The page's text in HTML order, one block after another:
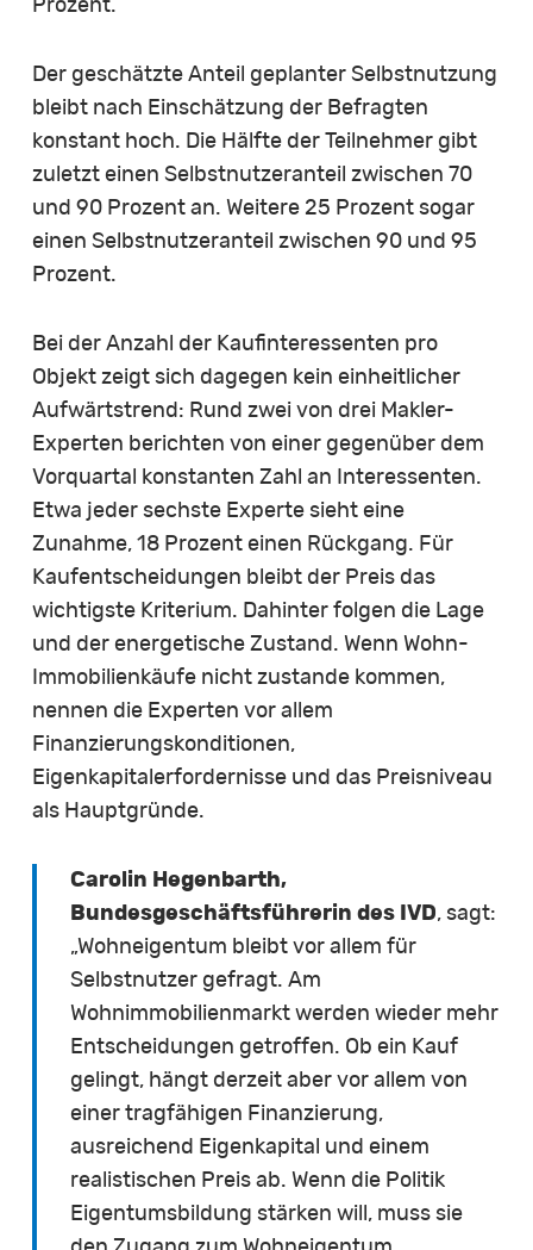
Prozent.
Der geschätzte Anteil geplanter Selbstnutzung
bleibt nach Einschätzung der Befragten
konstant hoch. Die Hälfte der Teilnehmer gibt
zuletzt einen Selbstnutzeranteil zwischen 70
und 90 Prozent an. Weitere 25 Prozent sogar
einen Selbstnutzeranteil zwischen 90 und 95
Prozent.
Bei der Anzahl der Kaufinteressenten pro
Objekt zeigt sich dagegen kein einheitlicher
Aufwärtstrend: Rund zwei von drei Makler-
Experten berichten von einer gegenüber dem
Vorquartal konstanten Zahl an Interessenten.
Etwa jeder sechste Experte sieht eine
Zunahme, 18 Prozent einen Rückgang. Für
Kaufentscheidungen bleibt der Preis das
wichtigste Kriterium. Dahinter folgen die Lage
und der energetische Zustand. Wenn Wohn-
Immobilienkäufe nicht zustande kommen,
nennen die Experten vor allem
Finanzierungskonditionen,
Eigenkapitalerfordernisse und das Preisniveau
als Hauptgründe.
Carolin Hegenbarth,
Bundesgeschäftsführerin des IVD, sagt:
„Wohneigentum bleibt vor allem für
Selbstnutzer gefragt. Am
Wohnimmobilienmarkt werden wieder mehr
Entscheidungen getroffen. Ob ein Kauf
gelingt, hängt derzeit aber vor allem von
einer tragfähigen Finanzierung,
ausreichend Eigenkapital und einem
realistischen Preis ab. Wenn die Politik
Eigentumsbildung stärken will, muss sie